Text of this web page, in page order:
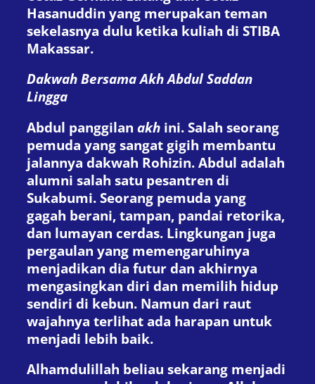
Hasanuddin yang merupakan teman
sekelasnya dulu ketika kuliah di STIBA
Makassar.
Dakwah Bersama Akh Abdul Saddan
Lingga
Abdul panggilan akh ini. Salah seorang
pemuda yang sangat gigih membantu
jalannya dakwah Rohizin. Abdul adalah
alumni salah satu pesantren di
Sukabumi. Seorang pemuda yang
gagah berani, tampan, pandai retorika,
dan lumayan cerdas. Lingkungan juga
pergaulan yang memengaruhinya
menjadikan dia futur dan akhirnya
mengasingkan diri dan memilih hidup
sendiri di kebun. Namun dari raut
wajahnya terlihat ada harapan untuk
menjadi lebih baik.
Alhamdulillah beliau sekarang menjadi